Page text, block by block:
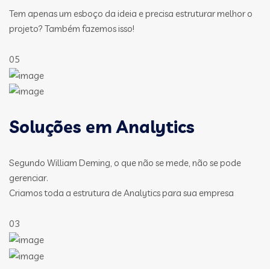
Tem apenas um esboço da ideia e precisa estruturar melhor o
projeto? Também fazemos isso!
05
Soluções em Analytics
Segundo William Deming, o que não se mede, não se pode
gerenciar.
Criamos toda a estrutura de Analytics para sua empresa
03